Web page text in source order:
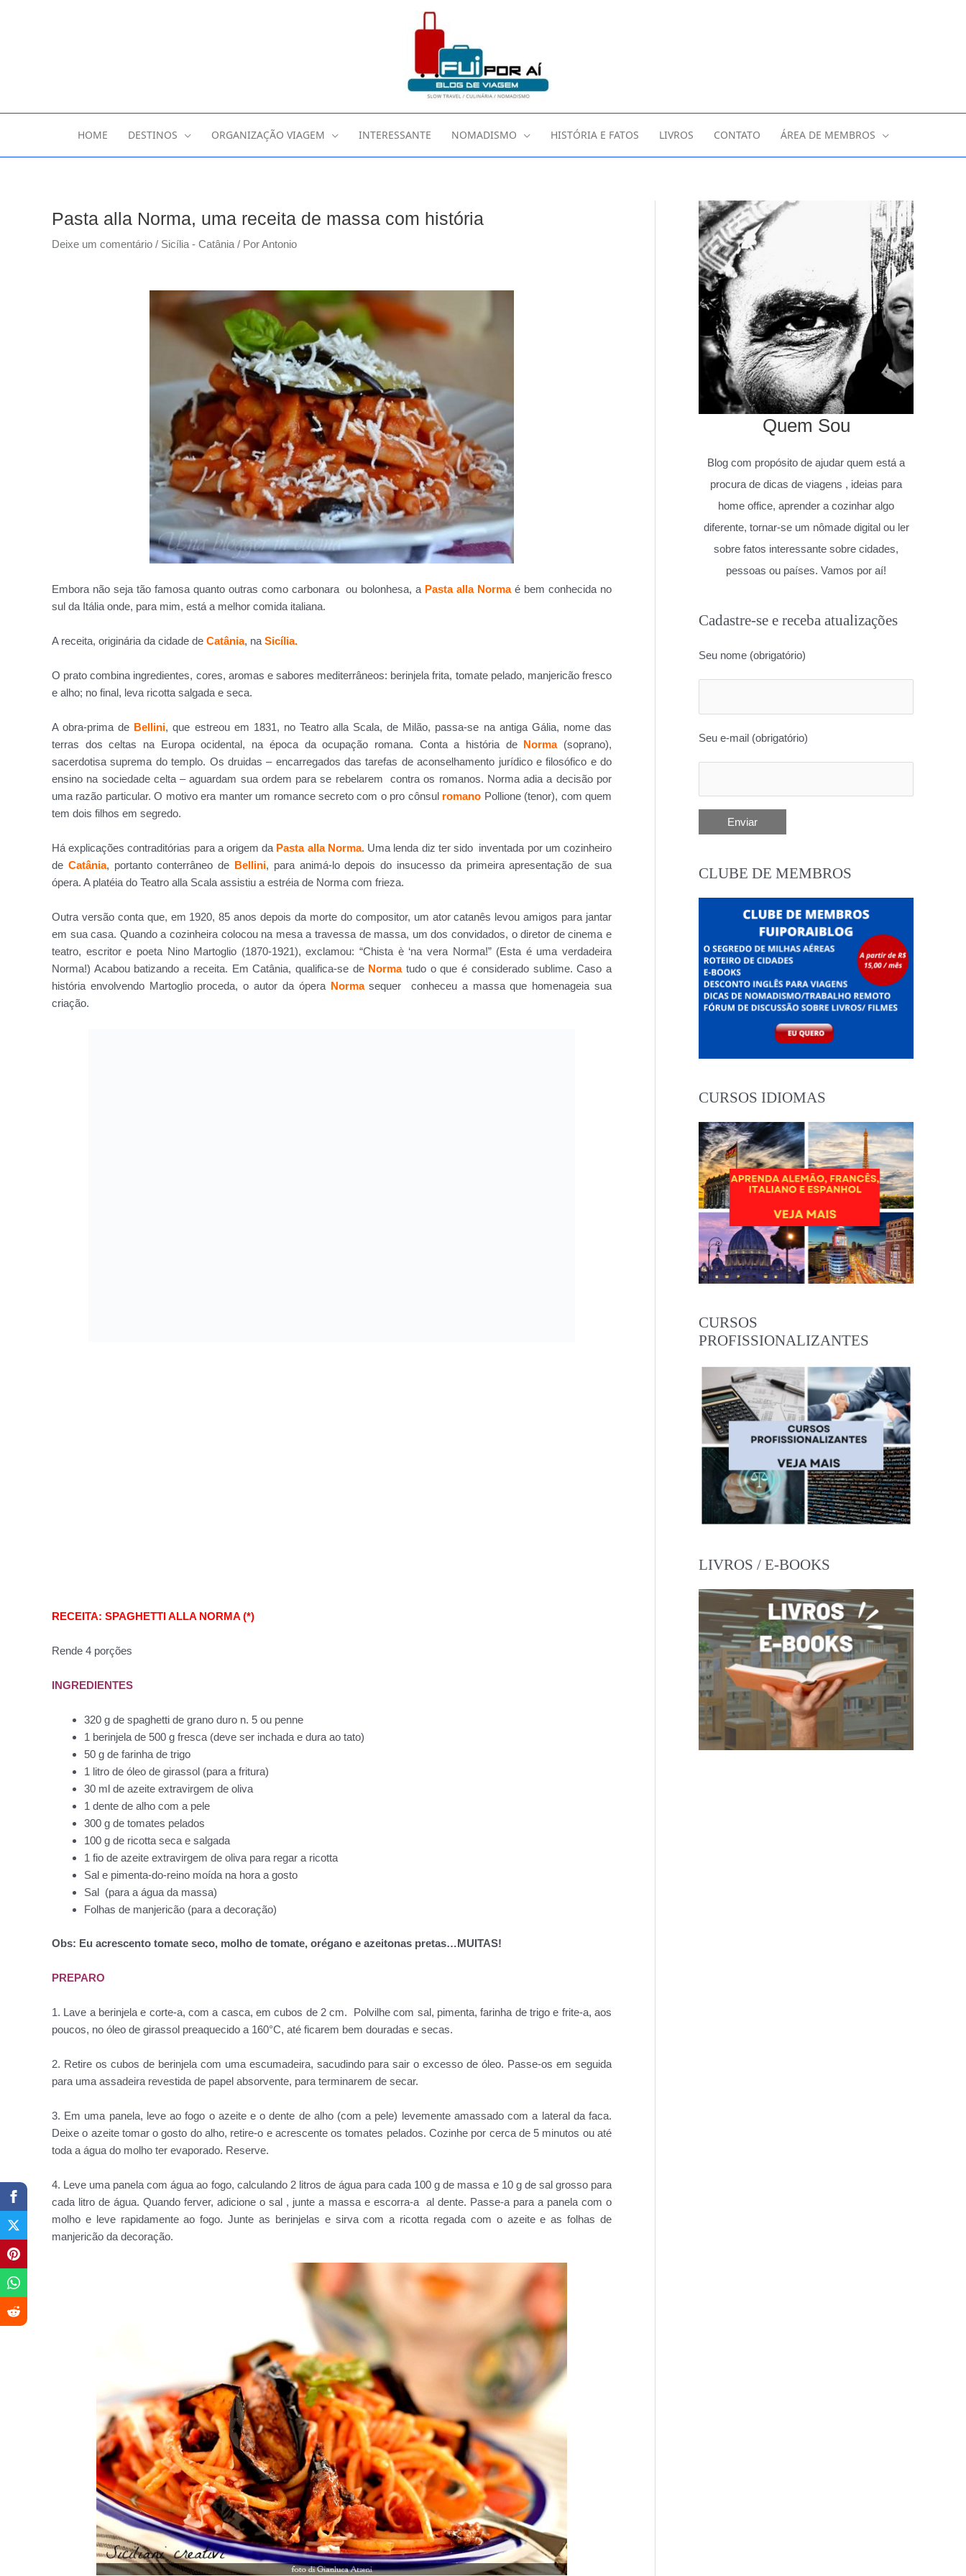
HOME DESTINOS ORGANIZAÇÃO VIAGEM INTERESSANTE NOMADISMO HISTÓRIA E FATOS LIVROS CONTATO ÁREA DE MEMBROS
Pasta alla Norma, uma receita de massa com história
Deixe um comentário / Sicília - Catânia / PorAntonio
Embora não seja tão famosa quanto outras como carbonara ou bolonhesa, a Pasta alla Normaé bem conhecida no
sul da Itália onde, para mim, está a melhor comida italiana.
A receita, originária da cidade de Catânia, naSicília.
O prato combina ingredientes, cores, aromas e sabores mediterrâneos: berinjela frita, tomate pelado, manjericão fresco
e alho; no final, leva ricotta salgada e seca.
A obra-prima de Bellini, que estreou em 1831, no Teatro alla Scala, de Milão, passa-se na antiga Gália, nome das
terras dos celtas na Europa ocidental, na época da ocupação romana. Conta a história deNorma(soprano),
sacerdotisa suprema do templo. Os druidas – encarregados das tarefas de aconselhamento jurídico e filosófico e do
ensino na sociedade celta – aguardam sua ordem para se rebelarem contra os romanos. Norma adia a decisão por
uma razão particular. O motivo era manter um romance secreto com o pro cônsul romano Pollione (tenor), com quem
tem dois filhos em segredo.
Há explicações contraditórias para a origem da Pasta alla Norma. Uma lenda diz ter sido inventada por um cozinheiro
de Catânia, portanto conterrâneo de Bellini, para animá-lo depois do insucesso da primeira apresentação de sua
ópera. A platéia do Teatro alla Scala assistiu a estréia de Norma com frieza.
Outra versão conta que, em 1920, 85 anos depois da morte do compositor, um ator catanês levou amigos para jantar
em sua casa. Quando a cozinheira colocou na mesa a travessa de massa, um dos convidados, o diretor de cinema e
teatro, escritor e poeta Nino Martoglio (1870-1921), exclamou: “Chista è ‘na vera Norma!” (Esta é uma verdadeira
Norma!) Acabou batizando a receita. Em Catânia, qualifica-se de Normatudo o que é considerado sublime. Caso a
história envolvendo Martoglio proceda, o autor da ópera Normasequer conheceu a massa que homenageia sua
criação.
RECEITA: SPAGHETTI ALLA NORMA (*)
Rende 4 porções
INGREDIENTES
320 g de spaghetti de grano duro n. 5 ou penne
1 berinjela de 500 g fresca (deve ser inchada e dura ao tato)
50 g de farinha de trigo
1 litro de óleo de girassol (para a fritura)
30 ml de azeite extravirgem de oliva
1 dente de alho com a pele
300 g de tomates pelados
100 g de ricotta seca e salgada
1 fio de azeite extravirgem de oliva para regar a ricotta
Sal e pimenta-do-reino moída na hora a gosto
Sal (para a água da massa)
Folhas de manjericão (para a decoração)
Obs: Eu acrescento tomate seco, molho de tomate, orégano e azeitonas pretas…MUITAS!
PREPARO
1. Lave a berinjela e corte-a, com a casca, em cubos de 2 cm. Polvilhe com sal, pimenta, farinha de trigo e frite-a, aos
poucos, no óleo de girassol preaquecido a 160°C, até ficarem bem douradas e secas.
2. Retire os cubos de berinjela com uma escumadeira, sacudindo para sair o excesso de óleo. Passe-os em seguida
para uma assadeira revestida de papel absorvente, para terminarem de secar.
3. Em uma panela, leve ao fogo o azeite e o dente de alho (com a pele) levemente amassado com a lateral da faca.
Deixe o azeite tomar o gosto do alho, retire-o e acrescente os tomates pelados. Cozinhe por cerca de 5 minutos ou até
toda a água do molho ter evaporado. Reserve.
4. Leve uma panela com água ao fogo, calculando 2 litros de água para cada 100 g de massa e 10 g de sal grosso para
cada litro de água. Quando ferver, adicione o sal , junte a massa e escorra-a al dente. Passe-a para a panela com o
molho e leve rapidamente ao fogo. Junte as berinjelas e sirva com a ricotta regada com o azeite e as folhas de
manjericão da decoração.
Quem Sou
Blog com propósito de ajudar quem está a
procura de dicas de viagens , ideias para
home office, aprender a cozinhar algo
diferente, tornar-se um nômade digital ou ler
sobre fatos interessante sobre cidades,
pessoas ou países. Vamos por aí!
Cadastre-se e receba atualizações
Seu nome (obrigatório)
Seu e-mail (obrigatório)
CLUBE DE MEMBROS
CURSOS IDIOMAS
CURSOS
PROFISSIONALIZANTES
LIVROS / E-BOOKS